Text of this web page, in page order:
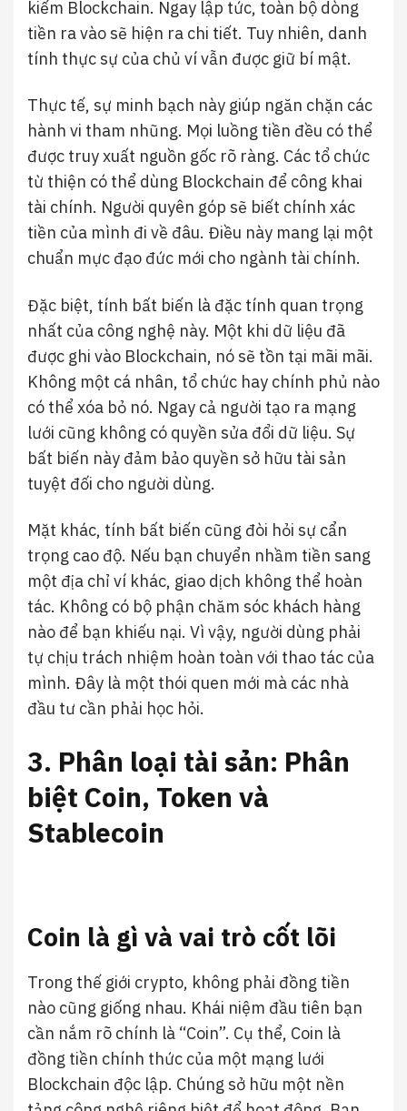
kiếm Blockchain. Ngay lập tức, toàn bộ dòng
tiền ra vào sẽ hiện ra chi tiết. Tuy nhiên, danh
tính thực sự của chủ ví vẫn được giữ bí mật.
Thực tế, sự minh bạch này giúp ngăn chặn các
hành vi tham nhũng. Mọi luồng tiền đều có thể
được truy xuất nguồn gốc rõ ràng. Các tổ chức
từ thiện có thể dùng Blockchain để công khai
tài chính. Người quyên góp sẽ biết chính xác
tiền của mình đi về đâu. Điều này mang lại một
chuẩn mực đạo đức mới cho ngành tài chính.
Đặc biệt, tính bất biến là đặc tính quan trọng
nhất của công nghệ này. Một khi dữ liệu đã
được ghi vào Blockchain, nó sẽ tồn tại mãi mãi.
Không một cá nhân, tổ chức hay chính phủ nào
có thể xóa bỏ nó. Ngay cả người tạo ra mạng
lưới cũng không có quyền sửa đổi dữ liệu. Sự
bất biến này đảm bảo quyền sở hữu tài sản
tuyệt đối cho người dùng.
Mặt khác, tính bất biến cũng đòi hỏi sự cẩn
trọng cao độ. Nếu bạn chuyển nhầm tiền sang
một địa chỉ ví khác, giao dịch không thể hoàn
tác. Không có bộ phận chăm sóc khách hàng
nào để bạn khiếu nại. Vì vậy, người dùng phải
tự chịu trách nhiệm hoàn toàn với thao tác của
mình. Đây là một thói quen mới mà các nhà
đầu tư cần phải học hỏi.
3. Phân loại tài sản: Phân
biệt Coin, Token và
Stablecoin
Coin là gì và vai trò cốt lõi
Trong thế giới crypto, không phải đồng tiền
nào cũng giống nhau. Khái niệm đầu tiên bạn
cần nắm rõ chính là “Coin”. Cụ thể, Coin là
đồng tiền chính thức của một mạng lưới
Blockchain độc lập. Chúng sở hữu một nền